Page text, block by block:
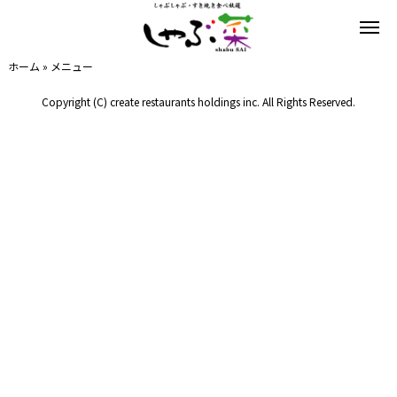
ホーム » メニュー
Copyright (C) create restaurants holdings inc. All Rights Reserved.